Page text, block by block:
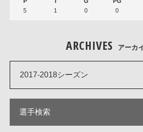
5 1 0 0
ARCHIVES アーカ
2017-2018シーズン
選手検索